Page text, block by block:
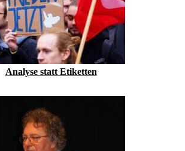
Analyse statt Etiketten